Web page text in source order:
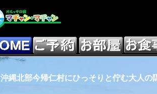
沖縄北部今帰仁村にひっそりと佇む大人の